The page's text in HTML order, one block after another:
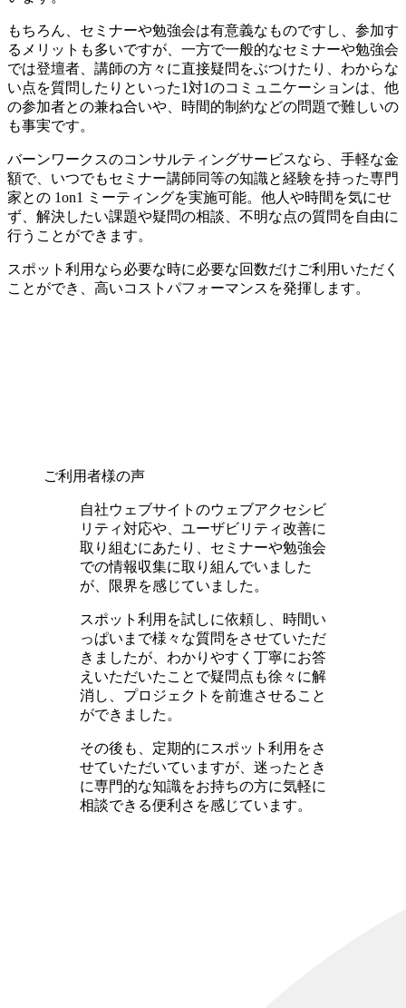
もちろん、セミナーや勉強会は有意義なものですし、参加す
るメリットも多いですが、一方で一般的なセミナーや勉強会
では登壇者、講師の方々に直接疑問をぶつけたり、わからな
い点を質問したりといった1対1のコミュニケーションは、他
の参加者との兼ね合いや、時間的制約などの問題で難しいの
も事実です。
バーンワークスのコンサルティングサービスなら、手軽な金
額で、いつでもセミナー講師同等の知識と経験を持った専門
家との 1on1 ミーティングを実施可能。他人や時間を気にせ
ず、解決したい課題や疑問の相談、不明な点の質問を自由に
行うことができます。
スポット利用なら必要な時に必要な回数だけご利用いただく
ことができ、高いコストパフォーマンスを発揮します。
ご利用者様の声
自社ウェブサイトのウェブアクセシビ
リティ対応や、ユーザビリティ改善に
取り組むにあたり、セミナーや勉強会
での情報収集に取り組んでいました
が、限界を感じていました。
スポット利用を試しに依頼し、時間い
っぱいまで様々な質問をさせていただ
きましたが、わかりやすく丁寧にお答
えいただいたことで疑問点も徐々に解
消し、プロジェクトを前進させること
ができました。
その後も、定期的にスポット利用をさ
せていただいていますが、迷ったとき
に専門的な知識をお持ちの方に気軽に
相談できる便利さを感じています。